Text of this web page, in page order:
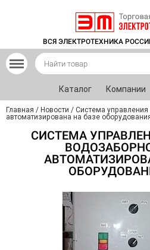
ВСЯ ЭЛЕКТРОТЕХНИКА
Каталог Компании
Главная / Новости / Система
автоматизирована на базе
СИСТЕМА